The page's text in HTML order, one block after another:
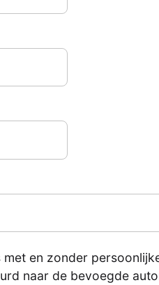
met en zonder
naar de bevoegde